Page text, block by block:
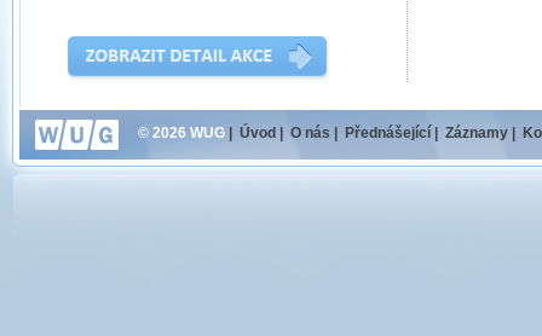
© 2026 WUG Úvod O nás Přednášející Záznamy